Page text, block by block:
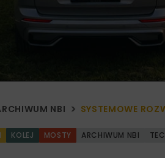
NBI SYSTEMOWE
KOLEJ MOSTY ARCHIWUM NBI